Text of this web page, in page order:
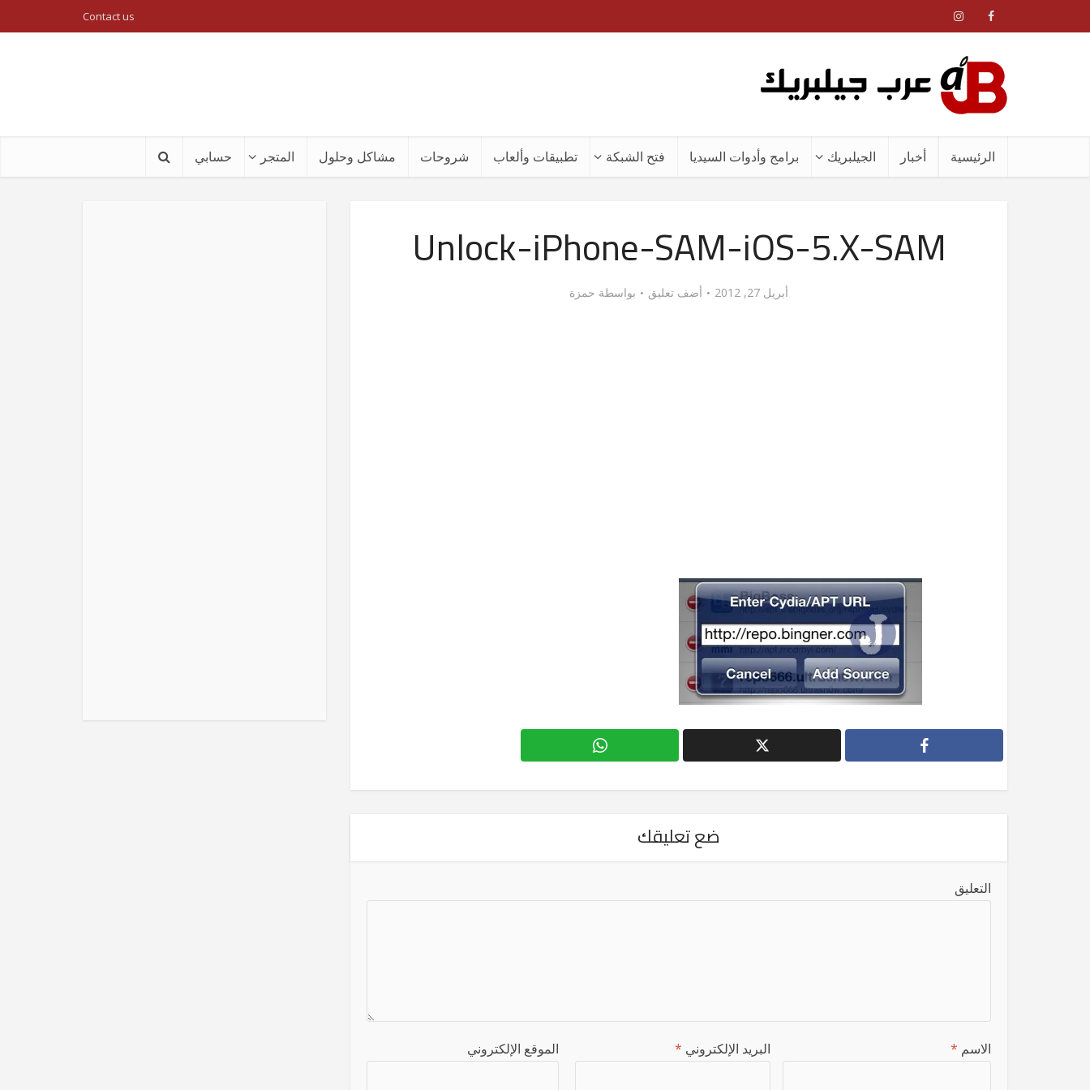
Contact us
الرئيسية أخبار الجيلبريك برامج وأدوات السيديا فتح الشبكة تطبيقات وألعاب شروحات مشاكل وحلول المتجر حسابي
Unlock-iPhone-SAM-iOS-5.X-SAM
أبريل 27, 2012 أضف تعليق بواسطة حمزة
ضع تعليقك
التعليق
الاسم * البريد الإلكتروني * الموقع الإلكتروني